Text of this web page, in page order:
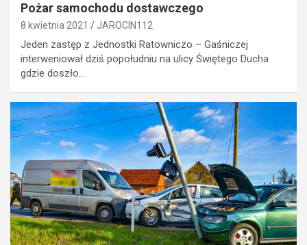
Pożar samochodu dostawczego
8 kwietnia 2021 JAROCIN112
Jeden zastęp z Jednostki Ratowniczo – Gaśniczej
interweniował dziś popołudniu na ulicy Świętego Ducha
gdzie doszło…